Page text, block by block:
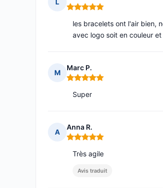
L
Note : 5 sur 5
les bracelets ont l'air bien,
avec logo soit en couleur
M
Marc P.
Note : 5 sur 5
Super
A
Anna R.
Note : 5 sur 5
Très agile
Avis traduit